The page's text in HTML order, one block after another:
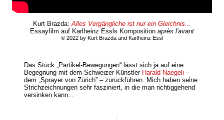
Kurt Brazda: Alles Vergängliche ist nur ein Gleichnis...
Essayfilm auf Karlheinz Essls Komposition après l'avant
© 2022 by Kurt Brazda and Karlheinz Essl
Das Stück „Partikel-Bewegungen“ lässt sich ja auf eine
Begegnung mit dem Schweizer Künstler Harald Naegeli –
dem „Sprayer von Zürich” – zurückführen. Mich haben seine
Strichzeichnungen sehr fasziniert, in die man richtiggehend
versinken kann...